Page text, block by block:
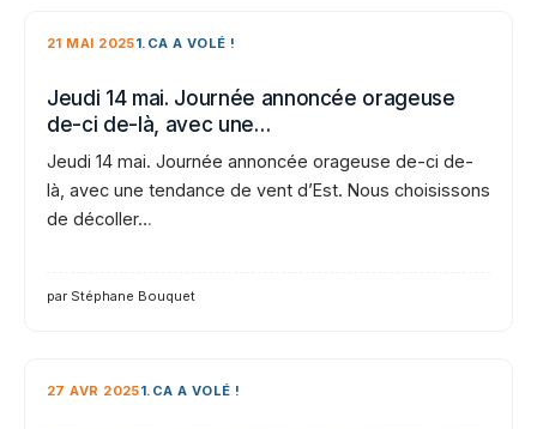
21 MAI 20251.CA A VOLÉ !
Jeudi 14 mai. Journée annoncée orageuse
de-ci de-là, avec une…
Jeudi 14 mai. Journée annoncée orageuse de-ci de-
là, avec une tendance de vent d’Est. Nous choisissons
de décoller…
par Stéphane Bouquet
27 AVR 20251.CA A VOLÉ !